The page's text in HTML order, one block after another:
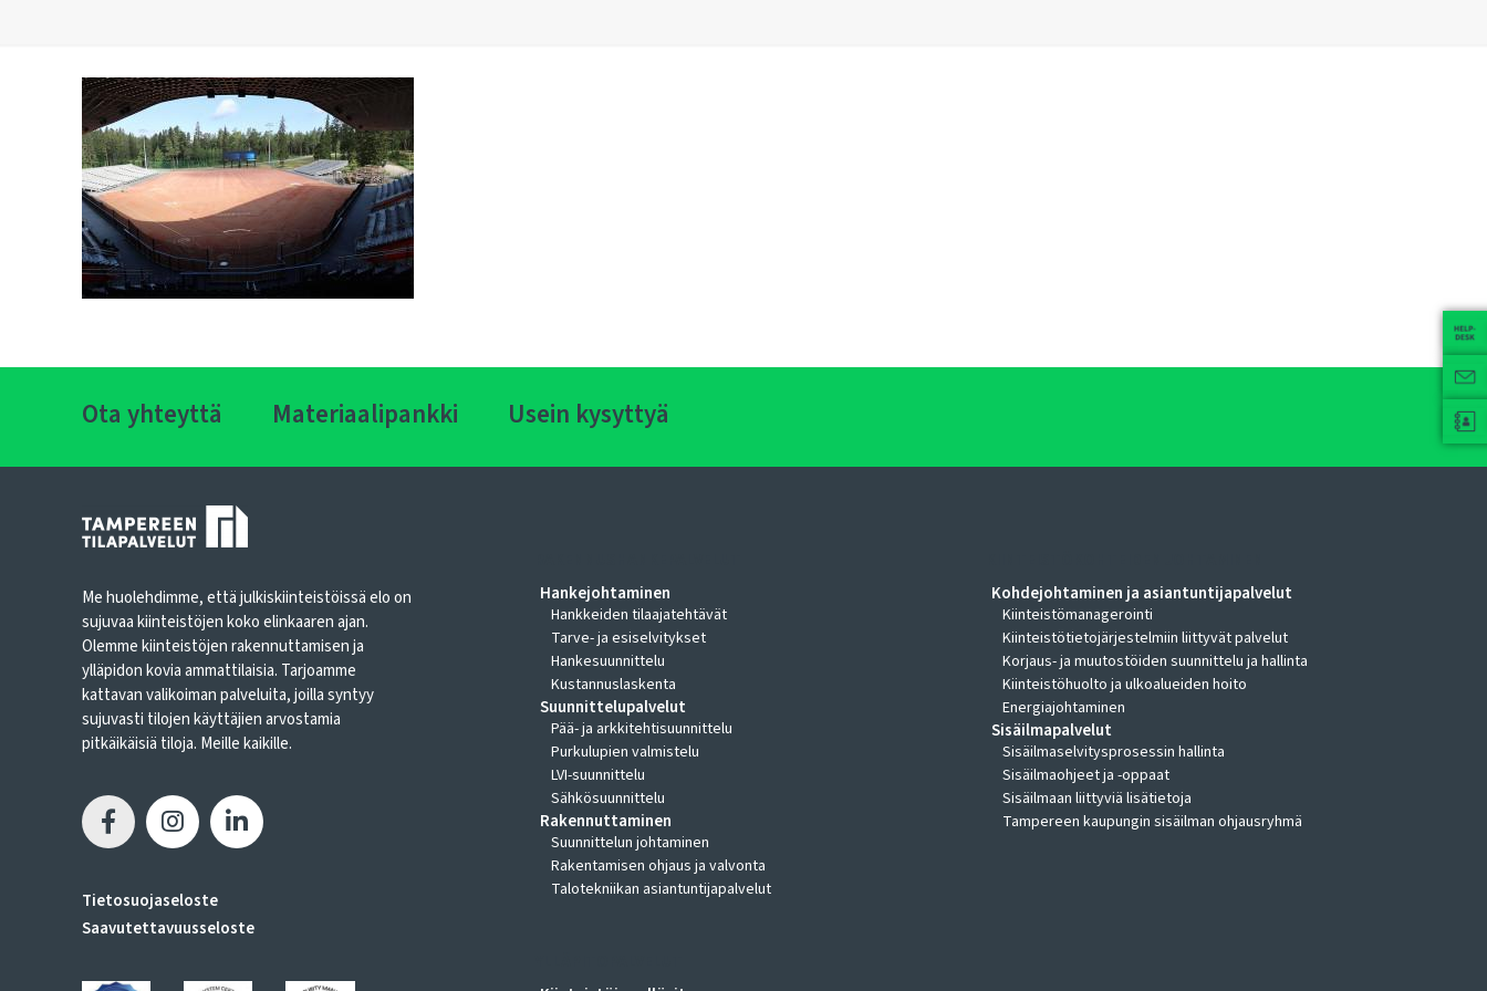
Ota yhteyttä Materiaalipankki Usein kysyttyä
Me huolehdimme, että julkiskiinteistöissä elo on
sujuvaa kiinteistöjen koko elinkaaren ajan.
Olemme kiinteistöjen rakennuttamisen ja
ylläpidon kovia ammattilaisia. Tarjoamme
kattavan valikoiman palveluita, joilla syntyy
sujuvasti tilojen käyttäjien arvostamia
pitkäikäisiä tiloja. Meille kaikille.
Tietosuojaseloste
Saavutettavuusseloste
Hankejohtaminen
Hankkeiden tilaajatehtävät
Tarve- ja esiselvitykset
Hankesuunnittelu
Kustannuslaskenta
Suunnittelupalvelut
Pää- ja arkkitehtisuunnittelu
Purkulupien valmistelu
LVI-suunnittelu
Sähkösuunnittelu
Rakennuttaminen
Suunnittelun johtaminen
Rakentamisen ohjaus ja valvonta
Talotekniikan asiantuntijapalvelut
Kohdejohtaminen ja asiantuntijapalvelut
Kiinteistömanagerointi
Kiinteistötietojärjestelmiin liittyvät palvelut
Korjaus- ja muutostöiden suunnittelu ja hallinta
Kiinteistöhuolto ja ulkoalueiden hoito
Energiajohtaminen
Sisäilmapalvelut
Sisäilmaselvitysprosessin hallinta
Sisäilmaohjeet ja -oppaat
Sisäilmaan liittyviä lisätietoja
Tampereen kaupungin sisäilman ohjausryhmä